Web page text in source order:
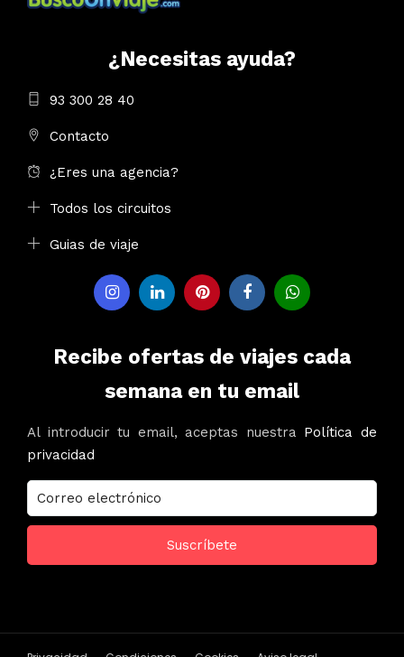
¿Necesitas ayuda?
93 300 28 40
Contacto
¿Eres una agencia?
Todos los circuitos
Guias de viaje
Recibe ofertas de viajes cada
semana en tu email
Al introducir tu email, aceptas nuestra Política de
privacidad